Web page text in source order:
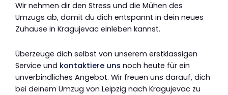
Wir nehmen dir den Stress und die Mühen des
Umzugs ab, damit du dich entspannt in dein neues
Zuhause in Kragujevac einleben kannst.
Überzeuge dich selbst von unserem erstklassigen
Service und kontaktiere uns noch heute für ein
unverbindliches Angebot. Wir freuen uns darauf, dich
bei deinem Umzug von Leipzig nach Kragujevac zu